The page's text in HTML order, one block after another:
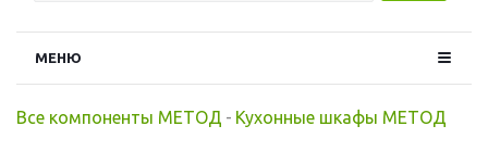
МЕНЮ
Все компоненты МЕТОД - Кухонные шкафы МЕТОД